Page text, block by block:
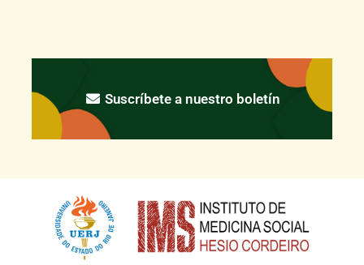
Suscríbete a nuestro boletín